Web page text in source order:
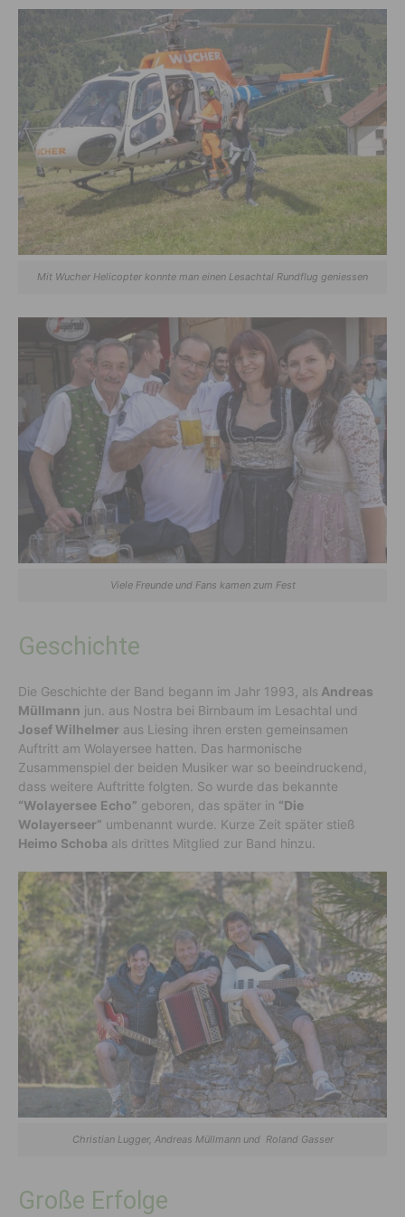
Mit Wucher Helicopter konnte man einen Lesachtal Rundflug geniessen
Viele Freunde und Fans kamen zum Fest
Geschichte
Die Geschichte der Band begann im Jahr 1993, als Andreas
Müllmann jun. aus Nostra bei Birnbaum im Lesachtal und
Josef Wilhelmer aus Liesing ihren ersten gemeinsamen
Auftritt am Wolayersee hatten. Das harmonische
Zusammenspiel der beiden Musiker war so beeindruckend,
dass weitere Auftritte folgten. So wurde das bekannte
“Wolayersee Echo” geboren, das später in “Die
Wolayerseer” umbenannt wurde. Kurze Zeit später stieß
Heimo Schoba als drittes Mitglied zur Band hinzu.
Christian Lugger, Andreas Müllmann und Roland Gasser
Große Erfolge